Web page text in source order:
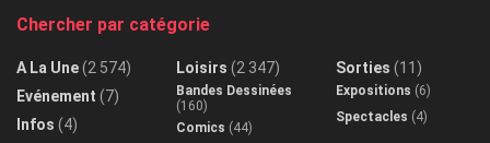
Chercher par catégorie
A La Une(2 574)
Evénement (7)
Infos (4)
Loisirs (2 347)
Bandes Dessinées
(160)
Comics (44)
Sorties (11)
Expositions (6)
Spectacles (4)